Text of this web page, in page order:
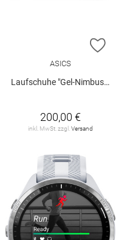
HINZUFÜGEN
ZUR
ASICS
Laufschuhe "Gel-Nimbus 28 W"
200,00 €
inkl. MwSt. zzgl.Versand